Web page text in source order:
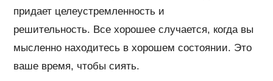
придает целеустремленность и
решительность. Все хорошее случается, когда вы
мысленно находитесь в хорошем состоянии. Это
ваше время, чтобы сиять.